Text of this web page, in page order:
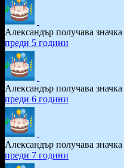
Александър получава значка
преди 5 години
Александър получава значка
преди 6 години
Александър получава значка
преди 7 години